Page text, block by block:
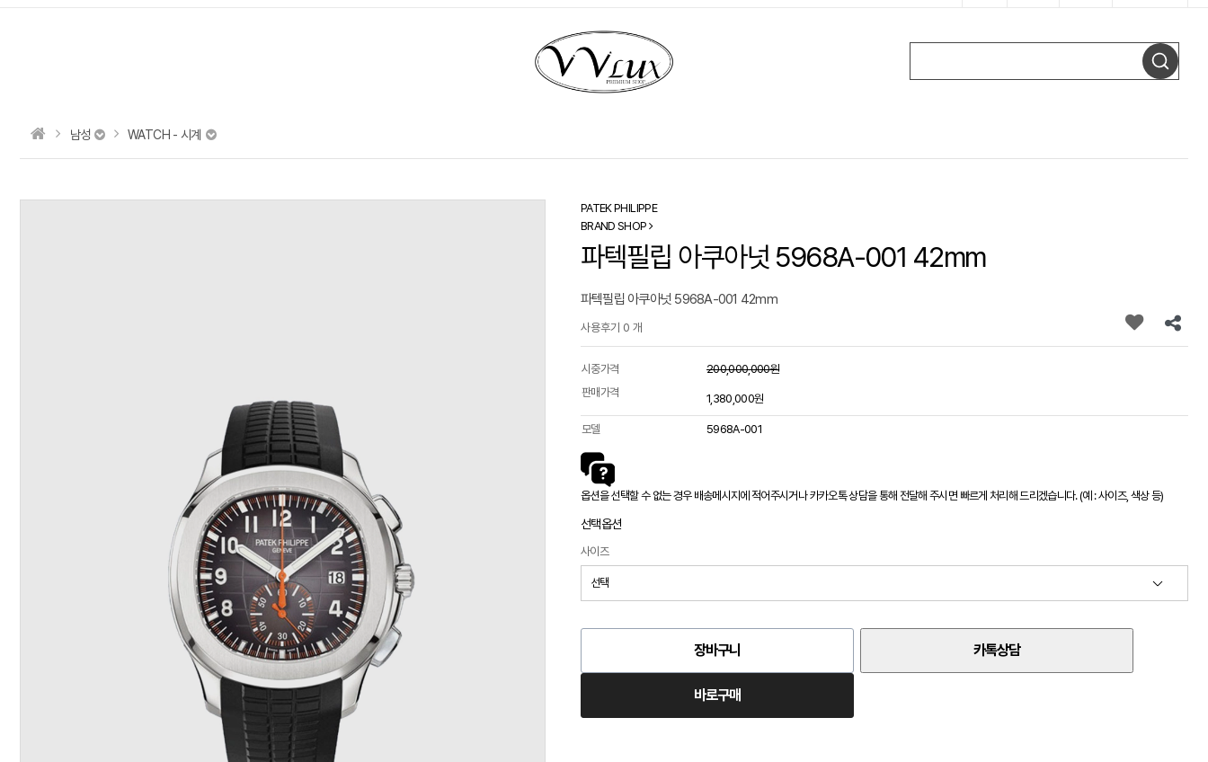
남성 WATCH - 시계
PATEK PHILIPPE
BRAND SHOP
파텍필립 아쿠아넛 5968A-001 42mm
파텍필립 아쿠아넛 5968A-001 42mm
사용후기 0 개
시중가격
200,000,000원
판매가격
1,380,000원
모델 5968A-001
옵션을 선택할 수 없는 경우 배송메시지에 적어주시거나 카카오톡 상담을 통해 전달해 주시면 빠르게 처리해 드리겠습니다. (예 : 사이즈, 색상 등)
선택옵션
사이즈
장바구니 카톡상담
바로구매